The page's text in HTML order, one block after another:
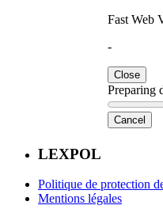
Fast Web
-
Close
Preparing
Cancel
LEXPOL
Politique de protection
Mentions légales